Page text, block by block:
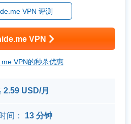
VPN 评测
VPN
VPN的秒杀优惠
2.59 USD/月
间： 13 分钟